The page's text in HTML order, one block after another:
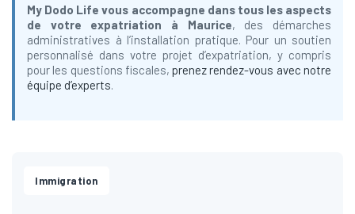
My Dodo Life vous accompagne dans tous les aspects
de votre expatriation à Maurice, des démarches
administratives à l’installation pratique. Pour un soutien
personnalisé dans votre projet d’expatriation, y compris
pour les questions fiscales,prenez rendez-vous avec notre
équipe d’experts.
Immigration